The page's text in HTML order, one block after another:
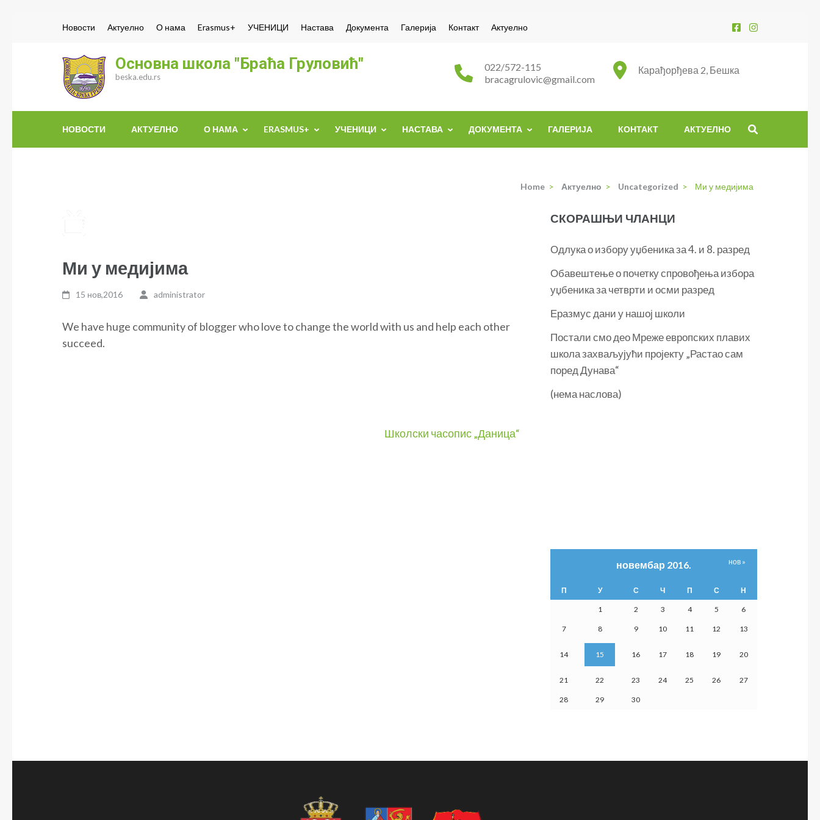
Новости Актуелно О нама Erasmus+ УЧЕНИЦИ Настава Документа Галерија Контакт Актуелно
Основна школа "Браћа Груловић"
beska.edu.rs
Карађорђева 2, Бешка
022/572-115
bracagrulovic@gmail.com
НОВОСТИ АКТУЕЛНО О НАМА ERASMUS+ УЧЕНИЦИ НАСТАВА ДОКУМЕНТА ГАЛЕРИЈА КОНТАКТ АКТУЕЛНО
Home > Актуелно > Uncategorized > Ми у медијима
Ми у медијима
15 нов,2016 administrator
We have huge community of blogger who love to change the world with us and help each other
succeed.
Школски часопис „Даница“
СКОРАШЊИ ЧЛАНЦИ
Одлука о избору уџбеника за 4. и 8. разред
Обавештење о почетку спровођења избора
уџбеника за четврти и осми разред
Еразмус дани у нашој школи
Постали смо део Мреже европских плавих
школа захваљујући пројекту „Растао сам
поред Дунава“
(нема наслова)
новембар 2016.
П У С Ч П С Н
1 2 3 4 5 6
7 8 9 10 11 12 13
14 15 16 17 18 19 20
21 22 23 24 25 26 27
28 29 30
нов »